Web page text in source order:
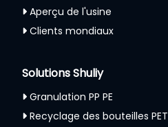
Aperçu de l'usine
Clients mondiaux
Solutions Shuliy
Granulation PP PE
Recyclage des bouteilles PET